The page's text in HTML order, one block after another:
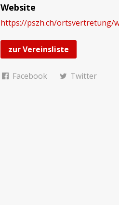
Website
https://pszh.ch/ortsvertretung/
zur Vereinsliste
Facebook Twitter